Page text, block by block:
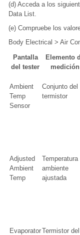
(d) Acceda a los
Data List.
(e) Compruebe los
Body Electrical > Air
Pantalla
del tester
Elemento
medición
Ambient
Temp
Sensor
Conjunto del
termistor
Adjusted
Ambient
Temp
Temperatura
ambiente
ajustada
EvaporatorTermistor del